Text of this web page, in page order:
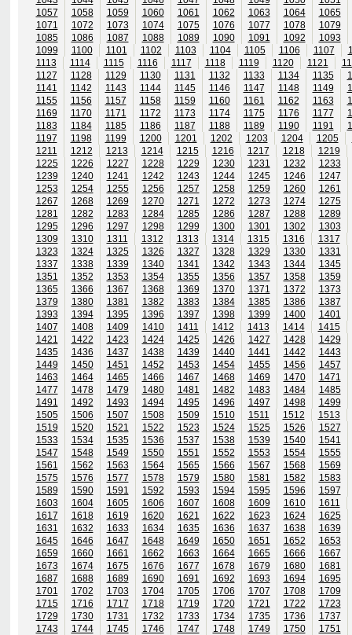
1057
1058 1059 1060 1061 1062 1063 1064
1065
1071
1072 1073 1074 1075 1076 1077 1078
1079
1085
1086 1087 1088 1089 1090 1091 1092
1093
1099
1100 1101 1102 1103 1104 1105 1106 1107
1113
1114 1115 1116 1117 1118 1119 1120 1121
1127
1128 1129 1130 1131 1132 1133 1134 1135
1141
1142 1143 1144 1145 1146 1147 1148 1149
1155
1156 1157 1158 1159 1160 1161 1162 1163
1169
1170 1171 1172 1173 1174 1175 1176 1177
1183
1184 1185 1186 1187 1188 1189 1190 1191
1197
1198 1199 1200 1201 1202 1203 1204 1205
1211
1212 1213 1214 1215 1216 1217 1218
1219
1225
1226 1227 1228 1229 1230 1231 1232
1233
1239
1240 1241 1242 1243 1244 1245 1246
1247
1253
1254 1255 1256 1257 1258 1259 1260
1261
1267
1268 1269 1270 1271 1272 1273 1274
1275
1281
1282 1283 1284 1285 1286 1287 1288
1289
1295
1296 1297 1298 1299 1300 1301 1302
1303
1309
1310 1311 1312 1313 1314 1315 1316
1317
1323
1324 1325 1326 1327 1328 1329 1330
1331
1337
1338 1339 1340 1341 1342 1343 1344
1345
1351
1352 1353 1354 1355 1356 1357 1358
1359
1365
1366 1367 1368 1369 1370 1371 1372
1373
1379
1380 1381 1382 1383 1384 1385 1386
1387
1393
1394 1395 1396 1397 1398 1399 1400
1401
1407
1408 1409 1410 1411 1412 1413 1414
1415
1421
1422 1423 1424 1425 1426 1427 1428
1429
1435
1436 1437 1438 1439 1440 1441 1442
1443
1449
1450 1451 1452 1453 1454 1455 1456
1457
1463
1464 1465 1466 1467 1468 1469 1470
1471
1477
1478 1479 1480 1481 1482 1483 1484
1485
1491
1492 1493 1494 1495 1496 1497 1498
1499
1505
1506 1507 1508 1509 1510 1511 1512
1513
1519
1520 1521 1522 1523 1524 1525 1526
1527
1533
1534 1535 1536 1537 1538 1539 1540
1541
1547
1548 1549 1550 1551 1552 1553 1554
1555
1561
1562 1563 1564 1565 1566 1567 1568
1569
1575
1576 1577 1578 1579 1580 1581 1582
1583
1589
1590 1591 1592 1593 1594 1595 1596
1597
1603
1604 1605 1606 1607 1608 1609 1610
1611
1617
1618 1619 1620 1621 1622 1623 1624
1625
1631
1632 1633 1634 1635 1636 1637 1638
1639
1645
1646 1647 1648 1649 1650 1651 1652
1653
1659
1660 1661 1662 1663 1664 1665 1666
1667
1673
1674 1675 1676 1677 1678 1679 1680
1681
1687
1688 1689 1690 1691 1692 1693 1694
1695
1701
1702 1703 1704 1705 1706 1707 1708
1709
1715
1716 1717 1718 1719 1720 1721 1722
1723
1729
1730 1731 1732 1733 1734 1735 1736
1737
1743
1744 1745 1746 1747 1748 1749 1750 1751